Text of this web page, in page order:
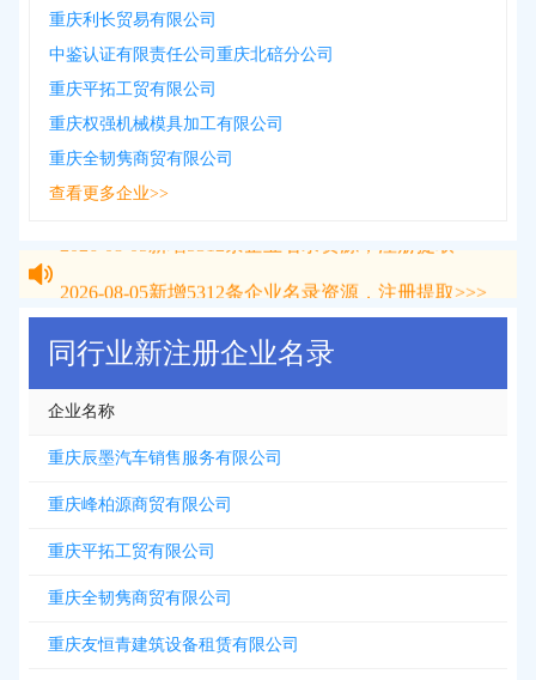
重庆利长贸易有限公司
中鉴认证有限责任公司重庆北碚分公司
重庆平拓工贸有限公司
重庆权强机械模具加工有限公司
重庆全韧隽商贸有限公司
查看更多企业>>
2026-08-05新增5312 条企业名录资源，注册提取>>>
同行业新注册企业名录
企业名称
重庆辰墨汽车销售服务有限公司
重庆峰柏源商贸有限公司
重庆平拓工贸有限公司
重庆全韧隽商贸有限公司
重庆友恒青建筑设备租赁有限公司